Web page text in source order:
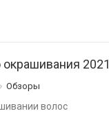
2021
Обзоры
волос